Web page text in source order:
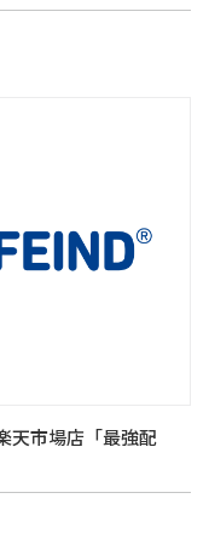
天市場店「最強配